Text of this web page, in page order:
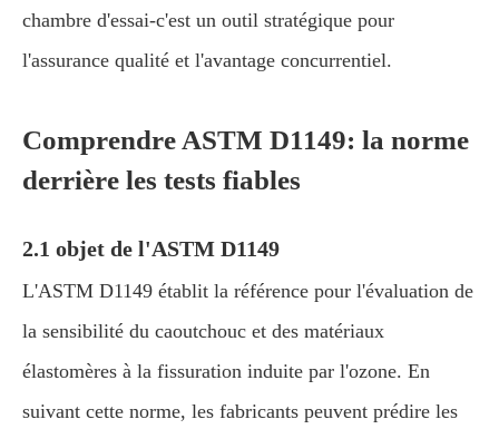
chambre d'essai-c'est un outil stratégique pour
l'assurance qualité et l'avantage concurrentiel.
Comprendre ASTM D1149: la norme
derrière les tests fiables
2.1 objet de l'ASTM D1149
L'ASTM D1149 établit la référence pour l'évaluation de
la sensibilité du caoutchouc et des matériaux
élastomères à la fissuration induite par l'ozone. En
suivant cette norme, les fabricants peuvent prédire les